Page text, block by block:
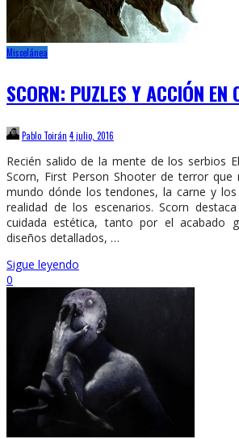
Miscelánea
SCORN: PUZLES Y ACCIÓN EN
Pablo Toirán 4 julio, 2016
Recién salido de la mente de los serbios
Scorn, First Person Shooter de terror que
mundo dónde los tendones, la carne y
realidad de los escenarios. Scorn
cuidada estética, tanto por el acabado
diseños detallados, …
Sigue leyendo
0